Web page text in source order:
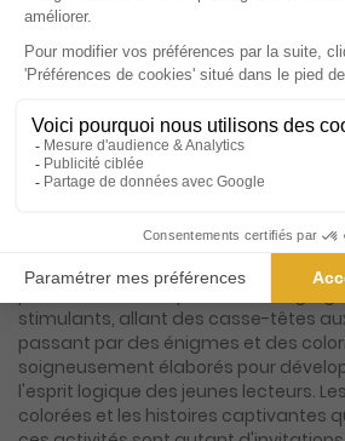
Plongez dans l'univers enchanteur du
LICORNE JEUX", un véritable trésor
invite ses lecteurs à explorer un
d'animaux magiques, où chaque
ouverte vers l'imaginaire. Conçu pour
immersive qui transporte les enfants
les licornes, les dragons et autres
prennent vie. Chaque numéro
stimulants, allant des casse-têtes
passant par des énigmes et des
soigneusement élaborés pour
l'esprit logique des jeunes lecteurs.
colorées et les histoires captivantes